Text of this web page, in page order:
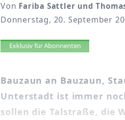
Von Fariba Sattler und
Donnerstag, 20. September
Artikel vorlesen
Exklusiv für Abonnenten
Bauzaun an Bauzaun,
Unterstadt ist immer
sollen die Talstraße, die